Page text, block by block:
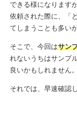
できる様になります
依頼された際に、「
てしまうことも多い
そこで、今回はサン
れないうちはサンプ
良いかもしれません。
それでは、早速確認